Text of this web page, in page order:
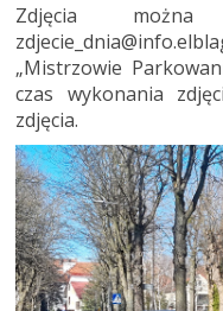
Zdjęcia
„Mistrzowie
czas wykonania
zdjęcia.